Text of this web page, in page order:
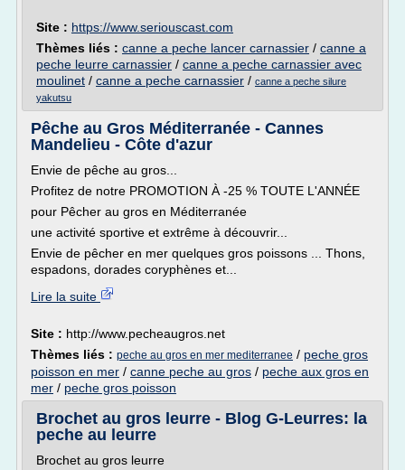
Site : https://www.seriouscast.com
Thèmes liés : canne a peche lancer carnassier / canne a
peche leurre carnassier / canne a peche carnassier avec
moulinet / canne a peche carnassier / canne a peche silure
yakutsu
Pêche au Gros Méditerranée - Cannes
Mandelieu - Côte d'azur
Envie de pêche au gros...
Profitez de notre PROMOTION À -25 % TOUTE L'ANNÉE
pour Pêcher au gros en Méditerranée
une activité sportive et extrême à découvrir...
Envie de pêcher en mer quelques gros poissons ... Thons,
espadons, dorades coryphènes et...
Lire la suite
Site : http://www.pecheaugros.net
Thèmes liés : peche au gros en mer mediterranee / peche gros
poisson en mer / canne peche au gros / peche aux gros en
mer / peche gros poisson
Brochet au gros leurre - Blog G-Leurres: la
peche au leurre
Brochet au gros leurre